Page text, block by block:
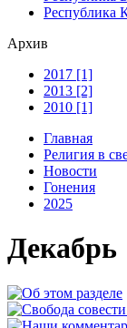
Республика
Архив
2017 [1]
2013 [2]
2010 [1]
Главная
Религия в
Новости
Гонения
2025
Декабрь